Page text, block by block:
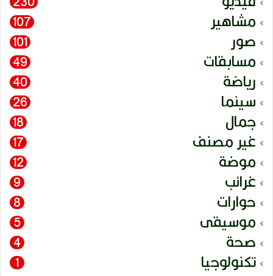
مشاهير 107
صور 101
مسابقات 49
رياضة 40
سينما 26
جمال 18
غير مصنف 17
موضة 12
غرائب 9
حوارات 8
موسيقى 5
صحة 4
تكنولوجيا 1